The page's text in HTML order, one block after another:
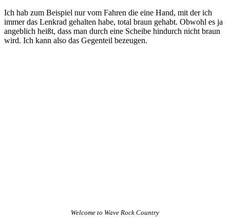
Ich hab zum Beispiel nur vom Fahren die eine Hand, mit der ich
immer das Lenkrad gehalten habe, total braun gehabt. Obwohl es ja
angeblich heißt, dass man durch eine Scheibe hindurch nicht braun
wird. Ich kann also das Gegenteil bezeugen.
Welcome to Wave Rock Country